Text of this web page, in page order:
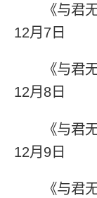
《与君
12月7日
《与君
12月8日
《与君
12月9日
《与君